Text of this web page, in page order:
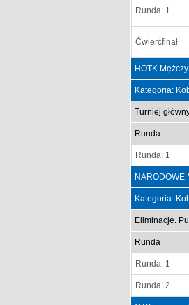
Runda: 1
Ćwierćfinał
HOTK
Kategoria:
Turniej
Runda
Runda: 1
NARODOWE
Kategoria:
Eliminacje.
Runda
Runda: 1
Runda: 2